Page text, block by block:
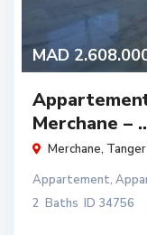
MAD
Merchane –
Merchane, Tanger
Appartement,
2 Baths ID 34756